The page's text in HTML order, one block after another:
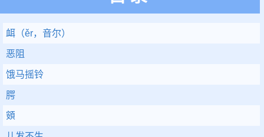
衈（ěr，音尔）
恶阻
饿马摇铃
腭
頞